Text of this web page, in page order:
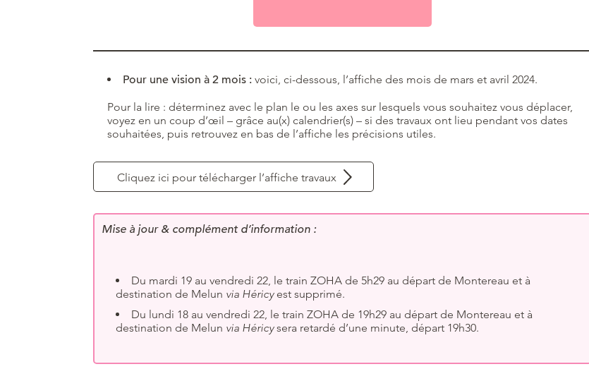
Pour une vision à 2 mois : voici, ci-dessous, l’affiche des mois de mars et avril 2024.
Pour la lire : déterminez avec le plan le ou les axes sur lesquels vous souhaitez vous déplacer,
voyez en un coup d’œil – grâce au(x) calendrier(s) – si des travaux ont lieu pendant vos dates
souhaitées, puis retrouvez en bas de l’affiche les précisions utiles.
Cliquez ici pour télécharger l’affiche travaux
Mise à jour & complément d’information :
Du mardi 19 au vendredi 22, le train ZOHA de 5h29 au départ de Montereau et à
destination de Melun via Héricyest supprimé.
Du lundi 18 au vendredi 22, le train ZOHA de 19h29 au départ de Montereau et à
destination de Melun via Héricysera retardé d’une minute, départ 19h30.